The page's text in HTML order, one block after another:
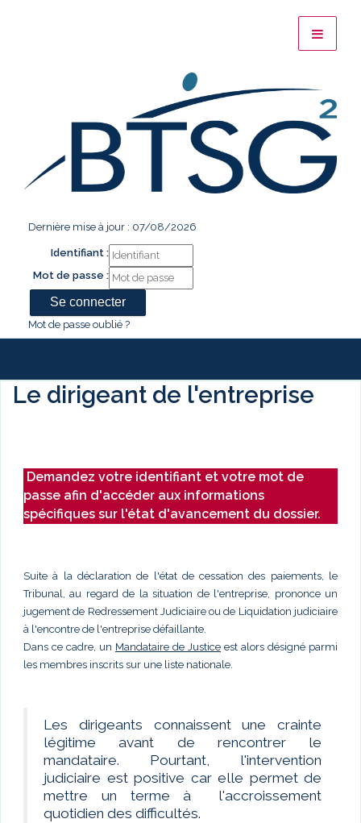
Dernière mise à jour : 07/08/2026
Identifiant :
Mot de passe :
Mot de passe oublié ?
Le dirigeant de l'entreprise
Demandez votre identifiant et votre mot de
passe afin d'accéder aux informations
spécifiques sur l'état d'avancement du dossier.
Suite à la déclaration de l'état de cessation des paiements, le
Tribunal, au regard de la situation de l'entreprise, prononce un
jugement de Redressement Judiciaire ou de Liquidation judiciaire
à l'encontre de l'entreprise défaillante.
Dans ce cadre, un Mandataire de Justice est alors désigné parmi
les membres inscrits sur une liste nationale.
Les dirigeants connaissent une crainte
légitime avant de rencontrer le
mandataire. Pourtant, l'intervention
judiciaire est positive car elle permet de
mettre un terme à l'accroissement
quotidien des difficultés.